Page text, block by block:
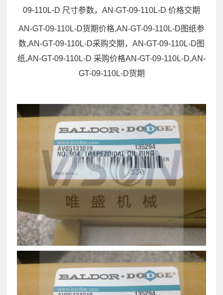
09-110L-D 尺寸参数，AN-GT-09-110L-D 价格交期
AN-GT-09-110L-D货期价格,AN-GT-09-110L-D图纸参
数,AN-GT-09-110L-D采购交期，AN-GT-09-110L-D图
纸,AN-GT-09-110L-D 采购价格AN-GT-09-110L-D,AN-
GT-09-110L-D货期